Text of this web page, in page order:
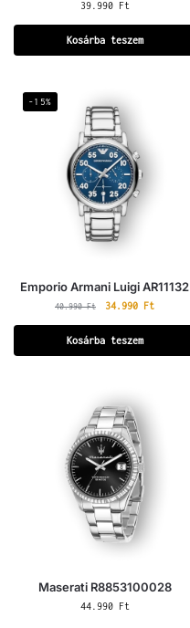
39.990 Ft
Kosárba teszem
-15%
Emporio Armani Luigi AR11132
40.990Ft 34.990 Ft
Kosárba teszem
Maserati R8853100028
44.990 Ft